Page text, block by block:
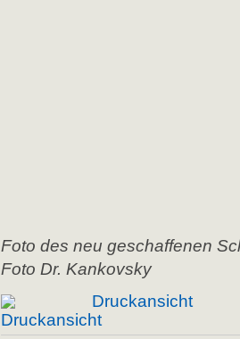
Foto des neu geschaffenen
Foto Dr. Kankovsky
Druckansicht